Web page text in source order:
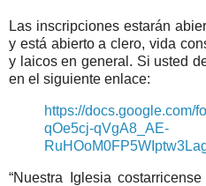
Las inscripciones estarán
y está abierto a clero, vida
y laicos en general. Si usted
en el siguiente enlace:
https://docs.google.com/
qOe5cj-qVgA8_AE-
“Nuestra Iglesia